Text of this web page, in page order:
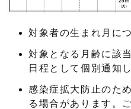
対象者の生まれ月に
対象となる月齢に該
日程として個別通知
感染症拡大防止のた
る場合があります。